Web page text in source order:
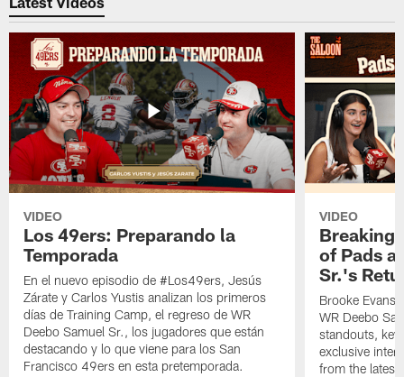
VIDEO
Los 49ers: Preparando la
Temporada
En el nuevo episodio de #Los49ers, Jesús
Zárate y Carlos Yustis analizan los primeros
días de Training Camp, el regreso de WR
Deebo Samuel Sr., los jugadores que están
destacando y lo que viene para los San
Francisco 49ers en esta pretemporada.
VIDEO
Breaking
of Pads
Sr.'s
Brooke Evans
WR Deebo
standouts,
exclusive
from the latest